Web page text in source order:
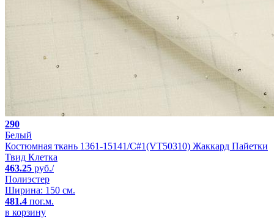
290
Белый
Костюмная ткань 1361-15141/C#1(VT50310) Жаккард Пайетки
Твид Клетка
463.25 руб./
Полиэстер
Ширина: 150 см.
481.4 пог.м.
в корзину